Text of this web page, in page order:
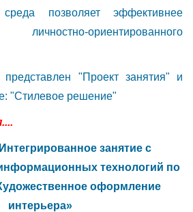
среда позволяет эффективнее
ориентированного
"Проект занятия" и
"Стилевое решение"
занятие с
технологий по
оформление
интерьера»